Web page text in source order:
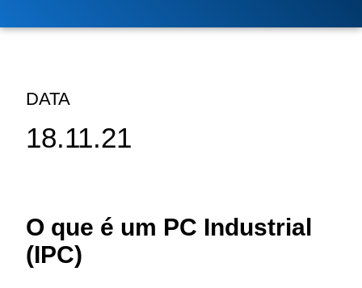
DATA
18.11.21
O que é um PC Industrial
(IPC)